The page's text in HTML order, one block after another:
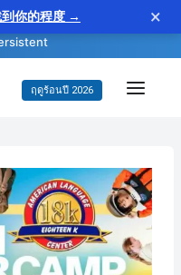
你的程度 → ×
adjective
ฤดูร้อนปี 2026